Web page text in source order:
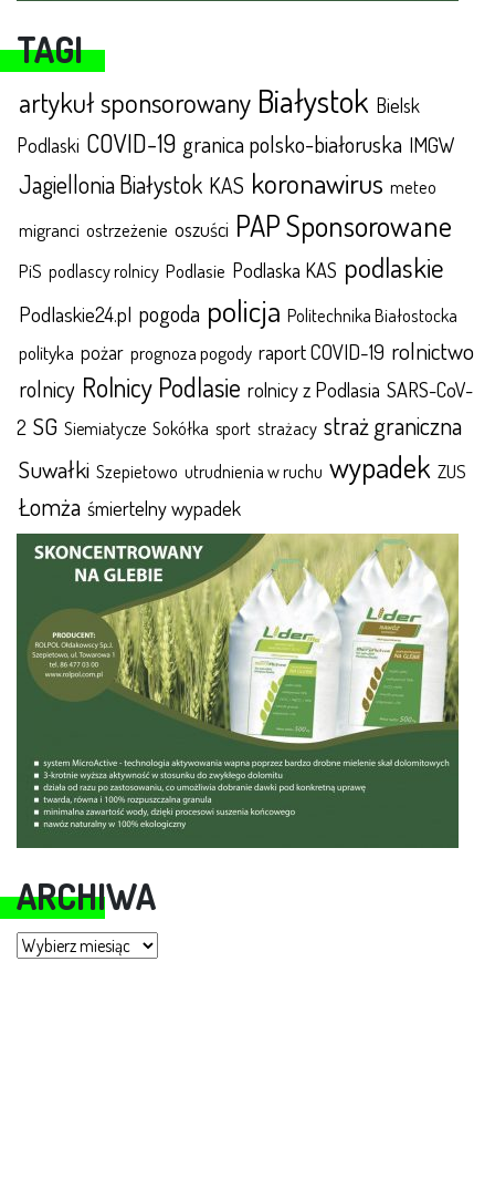
TAGI
artykuł sponsorowany Białystok Bielsk
Podlaski COVID-19 granica polsko-białoruska IMGW
Jagiellonia Białystok KAS koronawirus meteo
migranci ostrzeżenie oszuści PAP Sponsorowane
PiS podlascy rolnicy Podlasie Podlaska KAS podlaskie
Podlaskie24.pl pogoda policja Politechnika Białostocka
polityka pożar prognoza pogody raport COVID-19 rolnictwo
rolnicy Rolnicy Podlasie rolnicy z Podlasia SARS-CoV-
2 SG Siemiatycze Sokółka sport strażacy straż graniczna
Suwałki Szepietowo utrudnienia w ruchu wypadek ZUS
Łomża śmiertelny wypadek
ARCHIWA
Archiwa